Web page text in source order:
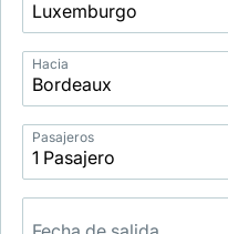
LuxairTours
Hacia
Pasajeros